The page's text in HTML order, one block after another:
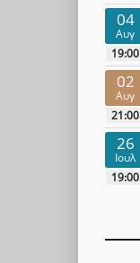
04
Αυγ
19:00
02
Αυγ
21:00
26
Ιουλ
19:00